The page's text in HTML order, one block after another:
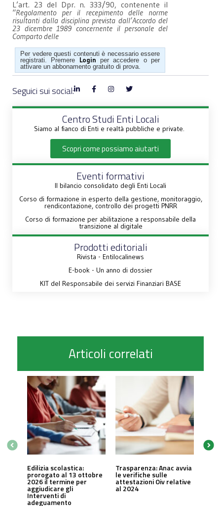
L’art. 23 del Dpr. n. 333/90, contenente il
“Regolamento per il recepimento delle norme
risultanti dalla disciplina prevista dall’Accordo del
23 dicembre 1989 concernente il personale del
Comparto delle
Per vedere questi contenuti è necessario essere
registrati. Premere Login per accedere o per
attivare un abbonamento gratuito di prova.
Seguici sui social:
Centro Studi Enti Locali
Siamo al fianco di Enti e realtà pubbliche e private.
Scopri come possiamo aiutarti
Eventi formativi
Il bilancio consolidato degli Enti Locali
Corso di formazione in esperto della gestione, monitoraggio,
rendicontazione, controllo dei progetti PNRR
Corso di formazione per abilitazione a responsabile della
transizione al digitale
Prodotti editoriali
Rivista - Entilocalinews
E-book - Un anno di dossier
KIT del Responsabile dei servizi Finanziari BASE
Articoli correlati
Edilizia scolastica:
prorogato al 13 ottobre
2026 il termine per
aggiudicare gli
Interventi di
adeguamento
Trasparenza: Anac avvia
le verifiche sulle
attestazioni Oiv relative
al 2024